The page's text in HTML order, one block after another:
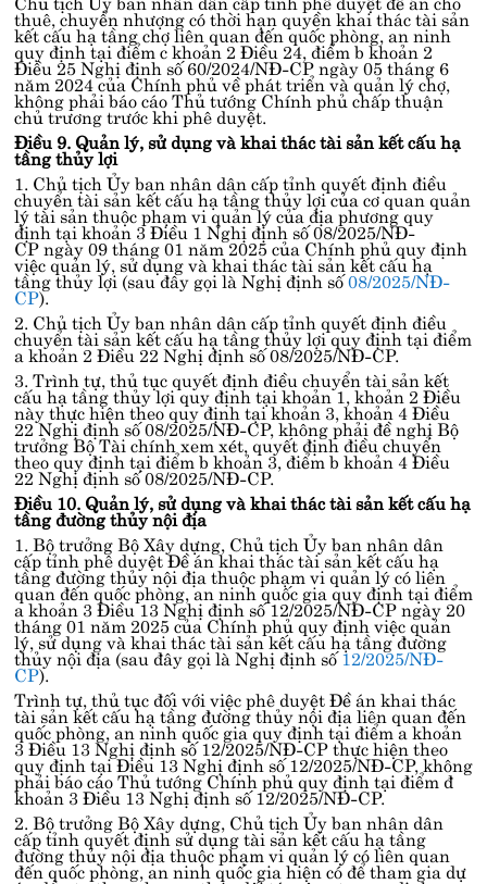
thuê, chuyển nhượng có thời hạn quyền khai thác tài sản
kết cấu hạ tầng chợ liên quan đến quốc phòng, an ninh
quy định tạiđiểm c khoản 2 Điều 24, điểm b khoản 2
Điều 25 Nghị định số 60/2024/NĐ-CPngày 05 tháng 6
năm 2024 của Chính phủ về phát triển và quản lý chợ,
không phải báo cáo Thủ tướng Chính phủ chấp thuận
chủ trương trước khi phê duyệt.
Điều 9. Quản lý, sử dụng và khai thác tài sản kết cấu hạ
tầng thủy lợi
1. Chủ tịch Ủy ban nhân dân cấp tỉnh quyết định điều
chuyển tài sản kết cấu hạ tầng thủy lợi của cơ quan quản
lý tài sản thuộc phạm vi quản lý của địa phương quy
định tạikhoản 3 Điều 1 Nghị định số 08/2025/NĐ-
CPngày 09 tháng 01 năm 2025 của Chính phủ quy định
việc quản lý, sử dụng và khai thác tài sản kết cấu hạ
tầng thủy lợi (sau đây gọi là Nghị định số08/2025/NĐ-
CP).
2. Chủ tịch Ủy ban nhân dân cấp tỉnh quyết định điều
chuyển tài sản kết cấu hạ tầng thủy lợi quy định tạiđiểm
a khoản 2 Điều 22 Nghị định số 08/2025/NĐ-CP.
3. Trình tự, thủ tục quyết định điều chuyển tài sản kết
cấu hạ tầng thủy lợi quy định tại khoản 1, khoản 2 Điều
này thực hiện theo quy định tạikhoản 3, khoản 4 Điều
22 Nghị định số 08/2025/NĐ-CP, không phải đề nghị Bộ
trưởng Bộ Tài chính xem xét, quyết định điều chuyển
theo quy định tạiđiểm b khoản 3, điểm b khoản 4 Điều
22 Nghị định số 08/2025/NĐ-CP.
Điều 10. Quản lý, sử dụng và khai thác tài sản kết cấu hạ
tầng đường thủy nội địa
1. Bộ trưởng Bộ Xây dựng, Chủ tịch Ủy ban nhân dân
cấp tỉnh phê duyệt Đề án khai thác tài sản kết cấu hạ
tầng đường thủy nội địa thuộc phạm vi quản lý có liên
quan đến quốc phòng, an ninh quốc gia quy định tạiđiểm
a khoản 3 Điều 13 Nghị định số 12/2025/NĐ-CPngày 20
tháng 01 năm 2025 của Chính phủ quy định việc quản
lý, sử dụng và khai thác tài sản kết cấu hạ tầng đường
thủy nội địa (sau đây gọi là Nghị định số12/2025/NĐ-
CP).
Trình tự, thủ tục đối với việc phê duyệt Đề án khai thác
tài sản kết cấu hạ tầng đường thủy nội địa liên quan đến
quốc phòng, an ninh quốc gia quy định tạiđiểm a khoản
3 Điều 13 Nghị định số 12/2025/NĐ-CPthực hiện theo
quy định tạiĐiều 13 Nghị định số 12/2025/NĐ-CP, không
phải báo cáo Thủ tướng Chính phủ quy định tạiđiểm đ
khoản 3 Điều 13 Nghị định số 12/2025/NĐ-CP.
2. Bộ trưởng Bộ Xây dựng, Chủ tịch Ủy ban nhân dân
cấp tỉnh quyết định sử dụng tài sản kết cấu hạ tầng
đường thủy nội địa thuộc phạm vi quản lý có liên quan
đến quốc phòng, an ninh quốc gia hiện có để tham gia dự
Địa chỉ liên hệ